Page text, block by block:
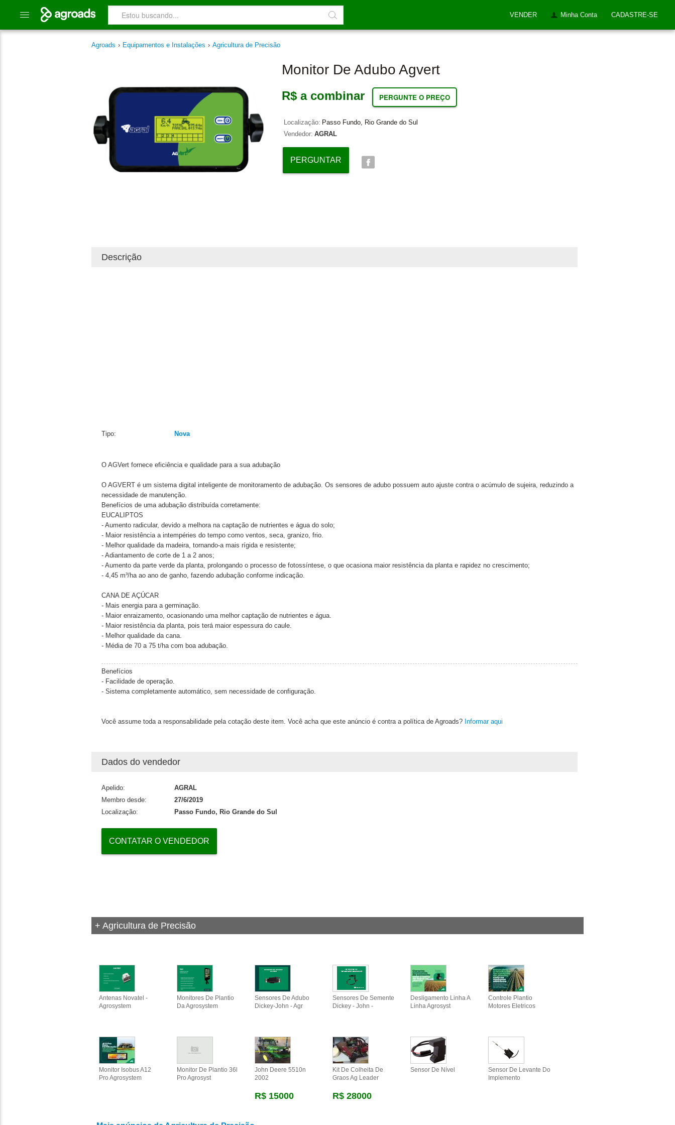
VENDER Minha Conta CADASTRE-SE
Agroads › Equipamentos e Instalações › Agricultura de Precisão
Monitor De Adubo Agvert
R$ a combinar PERGUNTE O PREÇO
Localização: Passo Fundo, Rio Grande do Sul
Vendedor: AGRAL
PERGUNTAR
Descrição
Tipo: Nova
O AGVert fornece eficiência e qualidade para a sua adubação
O AGVERT é um sistema digital inteligente de monitoramento de adubação. Os sensores de adubo possuem auto ajuste contra o acúmulo de sujeira, reduzindo a
necessidade de manutenção.
Benefícios de uma adubação distribuída corretamente:
EUCALIPTOS
- Aumento radicular, devido a melhora na captação de nutrientes e água do solo;
- Maior resistência a intempéries do tempo como ventos, seca, granizo, frio.
- Melhor qualidade da madeira, tornando-a mais rígida e resistente;
- Adiantamento de corte de 1 a 2 anos;
- Aumento da parte verde da planta, prolongando o processo de fotossíntese, o que ocasiona maior resistência da planta e rapidez no crescimento;
- 4,45 m³/ha ao ano de ganho, fazendo adubação conforme indicação.
CANA DE AÇÚCAR
- Mais energia para a germinação.
- Maior enraizamento, ocasionando uma melhor captação de nutrientes e água.
- Maior resistência da planta, pois terá maior espessura do caule.
- Melhor qualidade da cana.
- Média de 70 a 75 t/ha com boa adubação.
Benefícios
- Facilidade de operação.
- Sistema completamente automático, sem necessidade de configuração.
Você assume toda a responsabilidade pela cotação deste item. Você acha que este anúncio é contra a política de Agroads? Informar aqui
Dados do vendedor
Apelido:
AGRAL
Membro desde:
27/6/2019
Localização:
Passo Fundo, Rio Grande do Sul
CONTATAR O VENDEDOR
+ Agricultura de Precisão
Antenas Novatel -
Agrosystem
Monitores De Plantio
Da Agrosystem
Sensores De Adubo
Dickey-John - Agr
Sensores De Semente
Dickey - John -
Desligamento Linha A
Linha Agrosyst
Controle Plantio
Motores Eletricos
Monitor Isobus A12
Pro Agrosystem
Monitor De Plantio 36l
Pro Agrosyst
John Deere 5510n
2002
R$ 15000
Kit De Colheita De
Graos Ag Leader
R$ 28000
Sensor De Nível
Sensor De Levante Do
Implemento